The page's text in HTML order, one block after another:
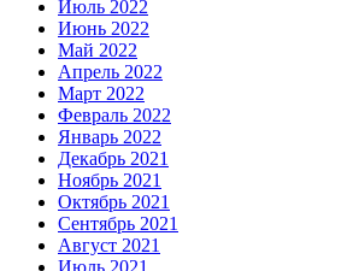
Июль 2022
Июнь 2022
Май 2022
Апрель 2022
Март 2022
Февраль 2022
Январь 2022
Декабрь 2021
Ноябрь 2021
Октябрь 2021
Сентябрь 2021
Август 2021
Июль 2021